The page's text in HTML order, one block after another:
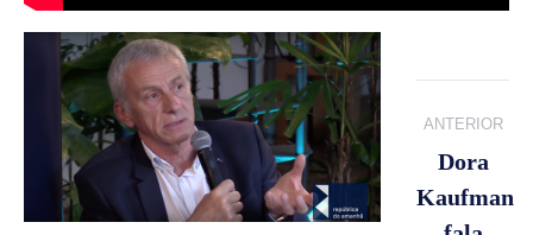
Navegação
de
post:
ANTERIOR
Dora
Kaufman